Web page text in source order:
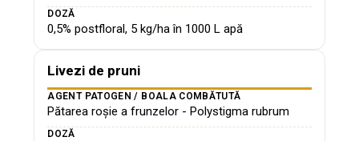
DOZĂ
0,5% postfloral, 5 kg/ha în 1000 L apă
Livezi de pruni
AGENT PATOGEN / BOALA COMBĂTUTĂ
Pătarea roșie a frunzelor - Polystigma rubrum
DOZĂ